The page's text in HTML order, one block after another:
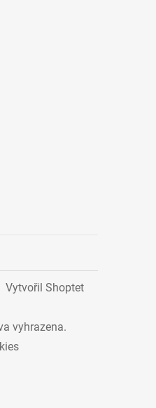
Vytvořil Shoptet
vyhrazena.